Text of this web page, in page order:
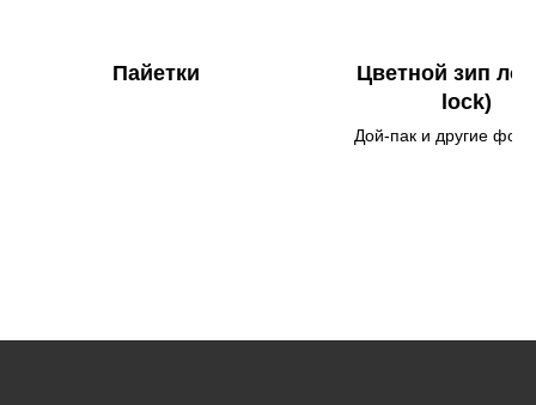
Пайетки
Цветной зип
lock)
Дой-пак и другие